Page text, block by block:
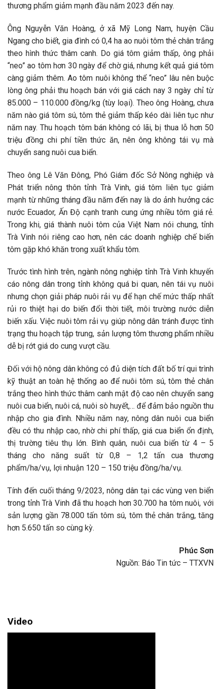
thương phẩm giảm mạnh đầu năm 2023 đến nay.
Ông Nguyễn Văn Hoàng, ở xã Mỹ Long Nam, huyện Cầu
Ngang cho biết, gia đình có 0,4 ha ao nuôi tôm thẻ chân trắng
theo hình thức thâm canh. Do giá tôm giảm thấp, ông phải
“neo” ao tôm hơn 30 ngày để chờ giá, nhưng kết quả giá tôm
càng giảm thêm. Ao tôm nuôi không thể “neo” lâu nên buộc
lòng ông phải thu hoạch bán với giá cách nay 3 ngày chỉ từ
85.000 – 110.000 đồng/kg (tùy loại). Theo ông Hoàng, chưa
năm nào giá tôm sú, tôm thẻ giảm thấp kéo dài liên tục như
năm nay. Thu hoạch tôm bán không có lãi, bị thua lỗ hơn 50
triệu đồng chi phí tiền thức ăn, nên ông không tái vụ mà
chuyển sang nuôi cua biển.
Theo ông Lê Văn Đông, Phó Giám đốc Sở Nông nghiệp và
Phát triển nông thôn tỉnh Trà Vinh, giá tôm liên tục giảm
mạnh từ những tháng đầu năm đến nay là do ảnh hưởng các
nước Ecuador, Ấn Độ cạnh tranh cung ứng nhiều tôm giá rẻ.
Trong khi, giá thành nuôi tôm của Việt Nam nói chung, tỉnh
Trà Vinh nói riêng cao hơn, nên các doanh nghiệp chế biến
tôm gặp khó khăn trong xuất khẩu tôm.
Trước tình hình trên, ngành nông nghiệp tỉnh Trà Vinh khuyến
cáo nông dân trong tỉnh không quá bi quan, nên tái vụ nuôi
nhưng chọn giải pháp nuôi rải vụ để hạn chế mức thấp nhất
rủi ro thiệt hại do biến đổi thời tiết, môi trường nước diễn
biến xấu. Việc nuôi tôm rải vụ giúp nông dân tránh được tình
trạng thu hoạch tập trung, sản lượng tôm thương phẩm nhiều
dễ bị rớt giá do cung vượt cầu.
Đối với hộ nông dân không có đủ diện tích đất bố trí qui trình
kỹ thuật an toàn hệ thống ao để nuôi tôm sú, tôm thẻ chân
trắng theo hình thức thâm canh mật độ cao nên chuyển sang
nuôi cua biển, nuôi cá, nuôi sò huyết,… để đảm bảo nguồn thu
nhập cho gia đình. Nhiều năm nay, nông dân nuôi cua biển
đều có thu nhập cao, nhờ chi phí thấp, giá cua biển ổn định,
thị trường tiêu thụ lớn. Bình quân, nuôi cua biển từ 4 – 5
tháng cho năng suất từ 0,8 – 1,2 tấn cua thương
phẩm/ha/vụ, lợi nhuận 120 – 150 triệu đồng/ha/vụ.
Tính đến cuối tháng 9/2023, nông dân tại các vùng ven biển
trong tỉnh Trà Vinh đã thu hoạch hơn 30.700 ha tôm nuôi, với
sản lượng gần 78.000 tấn tôm sú, tôm thẻ chân trắng, tăng
hơn 5.650 tấn so cùng kỳ.
Phúc Sơn
Nguồn: Báo Tin tức – TTXVN
Video